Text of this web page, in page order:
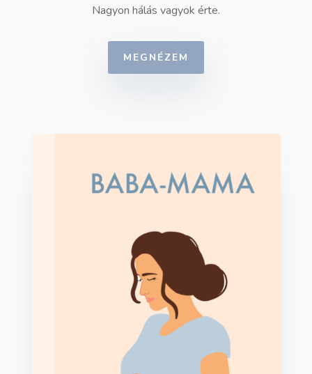
Nagyon hálás vagyok érte.
MEGNÉZEM